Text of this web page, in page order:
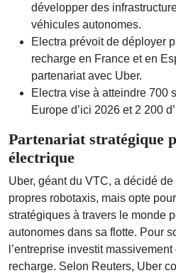
développer des
véhicules autonomes.
Electra prévoit de déployer
recharge en France et en
partenariat avec Uber.
Electra vise à atteindre 700
Europe d’ici 2026 et 2 200
Partenariat stratégique
électrique
Uber, géant du VTC, a décidé
propres robotaxis, mais opte
stratégiques à travers le monde
autonomes dans sa flotte. Pour
l’entreprise investit
recharge. Selon Reuters, Uber